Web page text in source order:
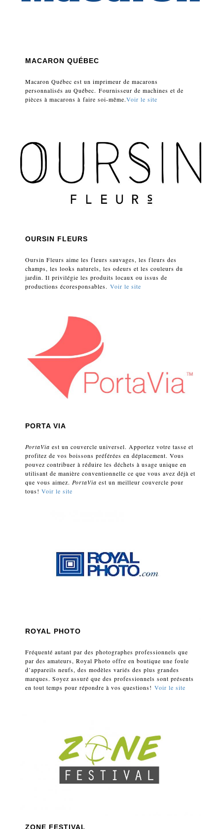
MACARON QUÉBEC
Macaron Québec est un imprimeur de macarons
personnalisés au Québec. Fournisseur de machines et de
pièces à macarons à faire soi-même.Voir le site
OURSIN FLEURS
Oursin Fleurs aime les fleurs sauvages, les fleurs des
champs, les looks naturels, les odeurs et les couleurs du
jardin. Il privilégie les produits locaux ou issus de
productions écoresponsables. Voir le site
PORTA VIA
PortaVia est un couvercle universel. Apportez votre tasse et
profitez de vos boissons préférées en déplacement. Vous
pouvez contribuer à réduire les déchets à usage unique en
utilisant de manière conventionnelle ce que vous avez déjà et
que vous aimez. PortaVia est un meilleur couvercle pour
tous! Voir le site
ROYAL PHOTO
Fréquenté autant par des photographes professionnels que
par des amateurs, Royal Photo offre en boutique une foule
d’appareils neufs, des modèles variés des plus grandes
marques. Soyez assuré que des professionnels sont présents
en tout temps pour répondre à vos questions! Voir le site
ZONE FESTIVAL